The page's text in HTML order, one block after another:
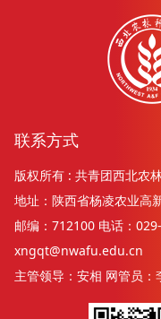
联系方式
版权所有 : 共青团西北农
地址：陕西省杨凌农业高
邮编：712100 电话：
xngqt@nwafu.edu.cn
主管领导：安相 网管员：